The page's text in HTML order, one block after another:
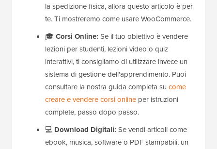
la spedizione fisica, allora questo articolo è per
te. Ti mostreremo come usare WooCommerce.
🎓 Corsi Online: Se il tuo obiettivo è vendere
lezioni per studenti, lezioni video o quiz
interattivi, ti consigliamo di utilizzare invece un
sistema di gestione dell'apprendimento. Puoi
consultare la nostra guida completa su come
creare e vendere corsi online per istruzioni
complete, passo dopo passo.
💻 Download Digitali: Se vendi articoli come
ebook, musica, software o PDF stampabili, un